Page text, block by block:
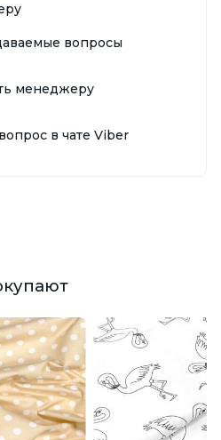
вопросы
менеджеру
в чате Viber